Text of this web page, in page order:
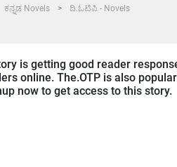
ಕನ್ನಡ Novels ದಿ.ಓಟಿಪಿ - Novels
is getting good reader
online. The.OTP is also
now to get access to this story.